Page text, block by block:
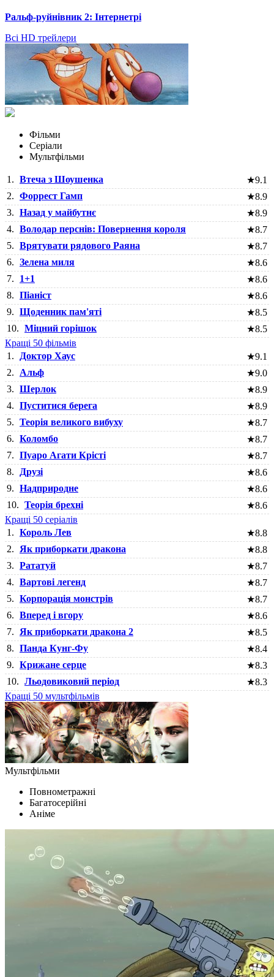
Ральф-руйнівник 2: Інтернетрі
Всі HD трейлери
Фільми
Серіали
Мультфільми
1. Втеча з Шоушенка ★9.1
2. Форрест Гамп ★8.9
3. Назад у майбутнє ★8.9
4. Володар перснів: Повернення короля ★8.7
5. Врятувати рядового Раяна ★8.7
6. Зелена миля ★8.6
7.
1+1 ★8.6
8. Піаніст ★8.6
9. Щоденник пам'яті ★8.5
10. Міцний горішок ★8.5
Кращі 50 фільмів
1.
Доктор Хаус ★9.1
2.
Альф ★9.0
3. Шерлок ★8.9
4. Пуститися берега ★8.9
5. Теорія великого вибуху ★8.7
6. Коломбо ★8.7
7. Пуаро Агати Крісті ★8.7
8.
Друзі ★8.6
9. Надприродне ★8.6
10. Теорія брехні ★8.6
Кращі 50 серіалів
1. Король Лев ★8.8
2.
Як приборкати дракона ★8.8
3. Рататуй ★8.7
4. Вартові легенд ★8.7
5. Корпорація монстрів ★8.7
6. Вперед і вгору ★8.6
7.
Як приборкати дракона 2 ★8.5
8. Панда Кунг-Фу ★8.4
9. Крижане серце ★8.3
10. Льодовиковий період ★8.3
Кращі 50 мультфільмів
Мультфільми
Повнометражні
Багатосерійні
Аніме